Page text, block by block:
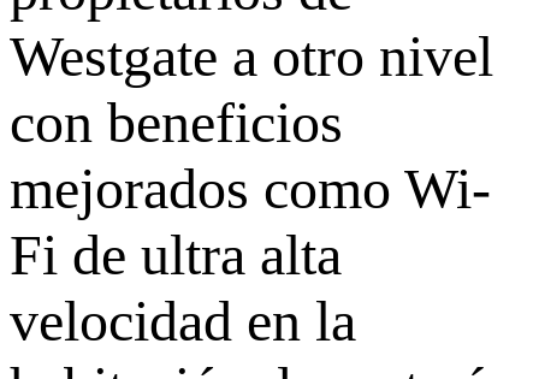
Westgate a otro nivel
con beneficios
mejorados como Wi-
Fi de ultra alta
velocidad en la